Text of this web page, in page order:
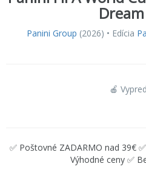
Panini Group (2026) • Edícia
🍎
✅ Poštovné ZADARMO nad 39€
Výhodné ceny ✅